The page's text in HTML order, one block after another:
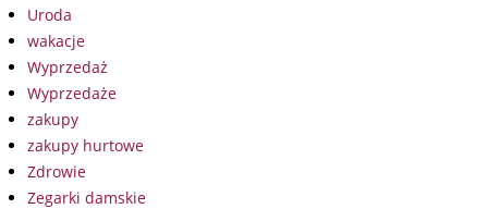
Uroda
wakacje
Wyprzedaż
Wyprzedaże
zakupy
zakupy hurtowe
Zdrowie
Zegarki damskie